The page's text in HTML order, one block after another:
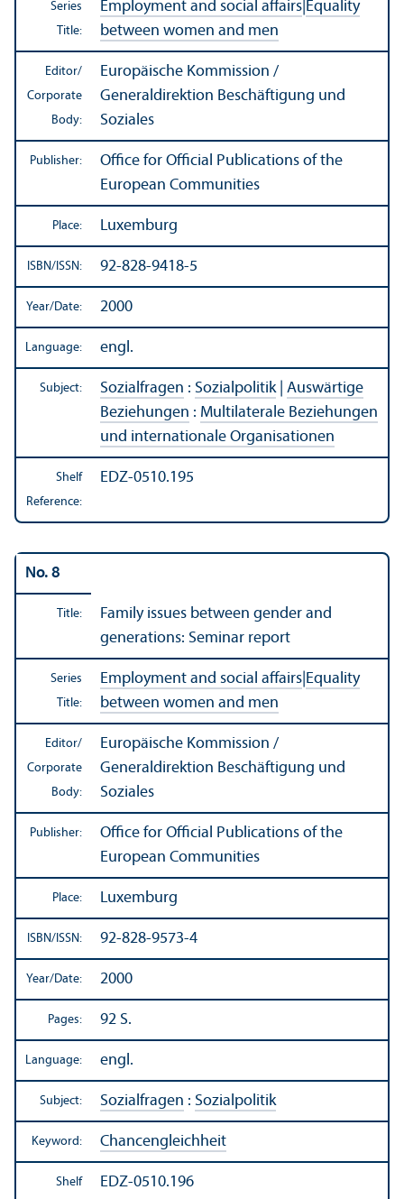
Series
Title:
Employment and social affairs Equality
between women and men
Editor/
Corporate
Body:
Europäische Kommission /
Generaldirektion Beschäftigung und
Soziales
Publisher:
Office for Official Publications of the
European Communities
Place: Luxemburg
ISBN/ISSN: 92-828-9418-5
Year/Date: 2000
Language: engl.
Subject: Sozialfragen : Sozialpolitik| Auswärtige
Beziehungen : Multilaterale Beziehungen
und internationale Organisationen
Shelf
Reference:
EDZ-0510.195
No. 8
Title:
Family issues between gender and
generations: Seminar report
Series
Title:
Employment and social affairs Equality
between women and men
Editor/
Corporate
Body:
Europäische Kommission /
Generaldirektion Beschäftigung und
Soziales
Publisher:
Office for Official Publications of the
European Communities
Place: Luxemburg
ISBN/ISSN: 92-828-9573-4
Year/Date: 2000
Pages: 92 S.
Language: engl.
Subject: Sozialfragen : Sozialpolitik
Keyword: Chancengleichheit
Shelf
EDZ-0510.196